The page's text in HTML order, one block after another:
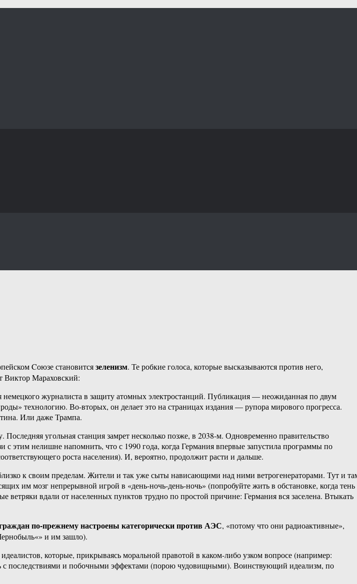
Cоюзе становитсязеленизм. Те робкие голоса, которые высказываются против него,
Виктор Мараховский:
журналиста в защиту атомных электростанций. Публикация — неожиданная по двум
технологию. Во-вторых, он делает это на страницах издания — рупора мирового прогресса.
Или даже Трампа.
угольная станция замрет несколько позже, в 2038-м. Одновременно правительство
этим нелишне напомнить, что с 1990 года, когда Германия впервые запустила программы по
роста населения). И, вероятно, продолжит расти и дальше.
к своим пределам. Жители и так уже сыты нависающими над ними ветрогенераторами. Тут и
им мозг непрерывной игрой в «день-ночь-день-ночь» (попробуйте жить в обстановке, когда тень
вдали от населенных пунктов трудно по простой причине: Германия вся заселена. Втыкать
по-прежнему настроены категорически против АЭС, «потому что они радиоактивные»,
и им зашло).
которые, прикрываясь моральной правотой в каком-либо узком вопросе (например:
с последствиями и побочными эффектами (порою чудовищными). Воинствующий идеализм, по